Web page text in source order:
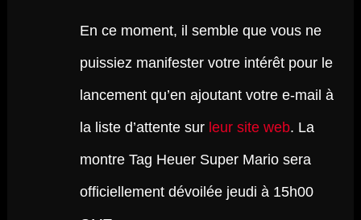
En ce moment, il semble que vous ne
puissiez manifester votre intérêt pour le
lancement qu’en ajoutant votre e-mail à
la liste d’attente sur leur site web. La
montre Tag Heuer Super Mario sera
officiellement dévoilée jeudi à 15h00